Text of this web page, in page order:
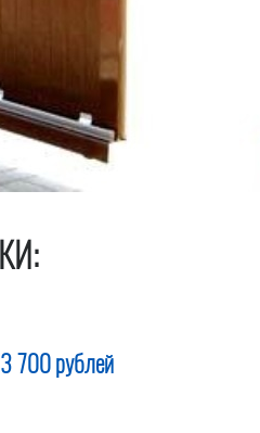
700 рублей